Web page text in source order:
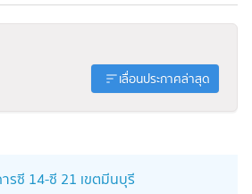
เลื่อนประกาศล่าสุด
รซี 14-ซี 21 เขตมีนบุรี